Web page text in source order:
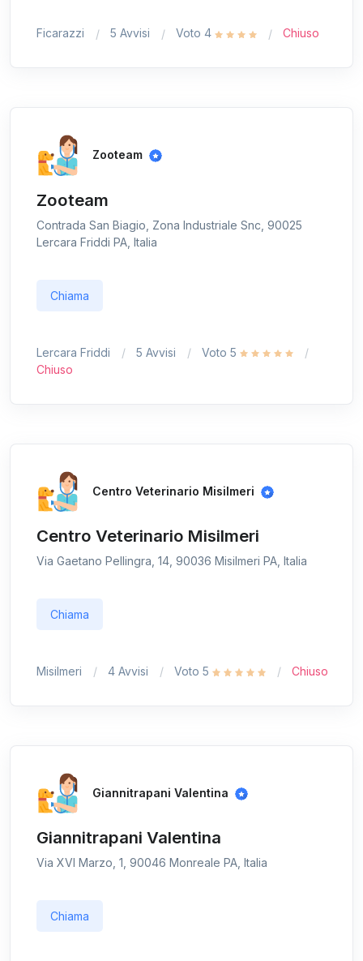
Ficarazzi 5 Avvisi Voto 4 Chiuso
Zooteam
Zooteam
Contrada San Biagio, Zona Industriale Snc, 90025
Lercara Friddi PA, Italia
Chiama
Lercara Friddi 5 Avvisi
Voto 5
Chiuso
Centro Veterinario Misilmeri
Centro Veterinario Misilmeri
Via Gaetano Pellingra, 14, 90036 Misilmeri PA, Italia
Chiama
Misilmeri 4 Avvisi Voto 5 Chiuso
Giannitrapani Valentina
Giannitrapani Valentina
Via XVI Marzo, 1, 90046 Monreale PA, Italia
Chiama